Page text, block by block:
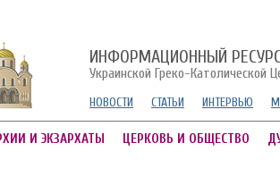
ИНФОРМАЦИОННЫЙ
Украинской Греко-Католической
НОВОСТИ СТАТЬИ ИНТЕРВЬЮ
И ЭКЗАРХАТЫ ЦЕРКОВЬ И ОБЩЕСТВО